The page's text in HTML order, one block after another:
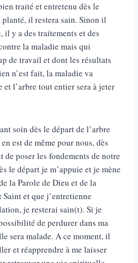
traité et entretenu dès le
planté, il restera sain. Sinon il
il y a des traitements et des
la maladie mais qui
de travail et dont les résultats
n’est fait, la maladie va
et l’arbre tout entier sera à jeter
soin dès le départ de l’arbre
est de même pour nous, dès
de poser les fondements de notre
le départ je m’appuie et je mène
la Parole de Dieu et de la
et que j’entretienne
je resterai sain(t). Si je
de perdurer dans ma
sera malade. A ce moment, il
et réapprendre à me laisser